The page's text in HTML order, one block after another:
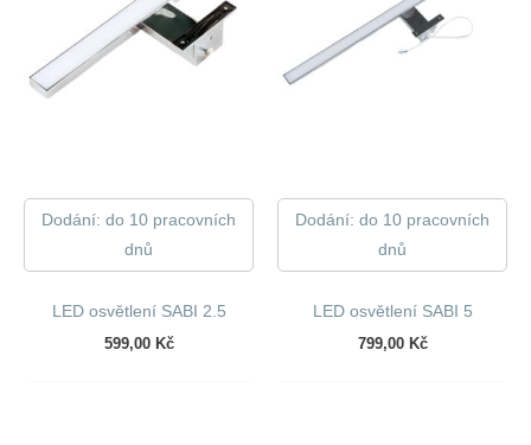
Dodání: do 10 pracovních
dnů
LED osvětlení SABI 2.5
599,00 Kč
Dodání: do 10 pracovních
dnů
LED osvětlení SABI 5
799,00 Kč